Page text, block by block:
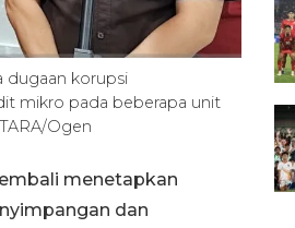
dugaan korupsi
mikro pada beberapa unit
Ogen
menetapkan
dan